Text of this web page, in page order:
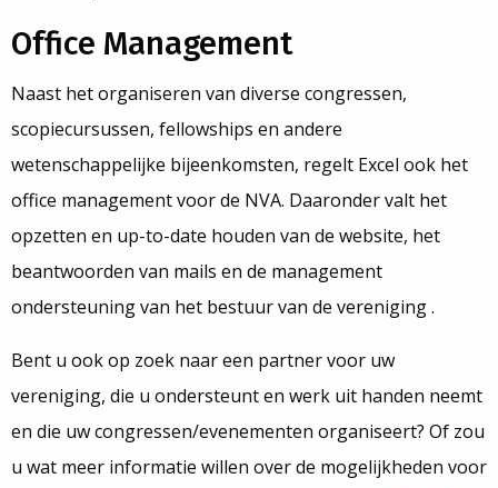
Office Management
Naast het organiseren van diverse congressen,
scopiecursussen, fellowships en andere
wetenschappelijke bijeenkomsten, regelt Excel ook het
office management voor de NVA. Daaronder valt het
opzetten en up-to-date houden van de website, het
beantwoorden van mails en de management
ondersteuning van het bestuur van de vereniging .
Bent u ook op zoek naar een partner voor uw
vereniging, die u ondersteunt en werk uit handen neemt
en die uw congressen/evenementen organiseert? Of zou
u wat meer informatie willen over de mogelijkheden voor